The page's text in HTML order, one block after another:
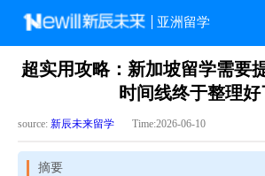
亚洲留学
超实用攻略：新加坡留学需要
时间线终于整理好
source: 新辰未来留学 Time:2026-06-10
摘要